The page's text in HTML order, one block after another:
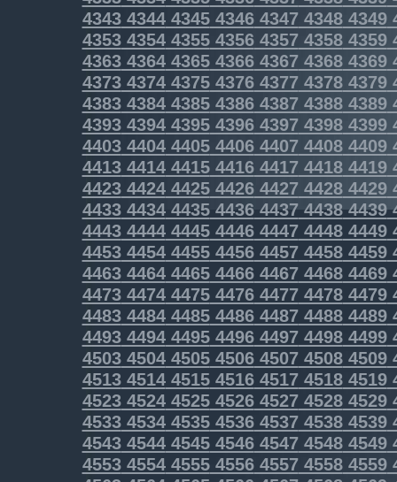
4343434443454346434743484349
4353435443554356435743584359
43634364436543664367 43684369
43734374437543764377 43784379
43834384438543864387 43884389
43934394439543964397 43984399
44034404440544064407 44084409
44134414441544164417 44184419
44234424442544264427 44284429
4433443444354436443744384439
4443444444454446444744484449
4453445444554456445744584459
4463446444654466446744684469
4473447444754476447744784479
4483448444854486448744884489
4493449444954496449744984499
4503450445054506450745084509
4513451445154516451745184519
4523452445254526452745284529
4533453445354536453745384539
4543454445454546454745484549
4553455445554556455745584559